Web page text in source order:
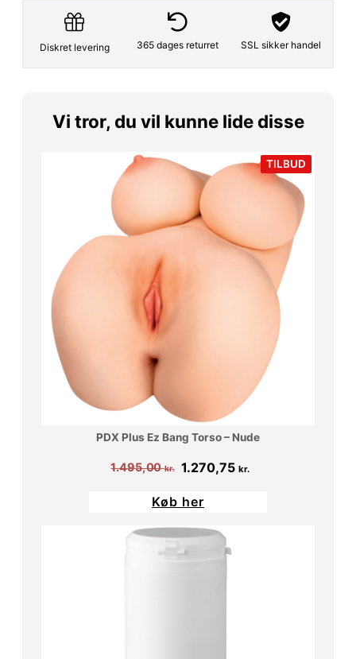
Diskret levering 365 dages returret SSL sikker handel
Vi tror, du vil kunne lide disse
TILBUD
PÅ
PDX Plus Ez Bang Torso – Nude
1.495,00kr.
Den
pris
var:
1.495,00 kr..
1.270,75 kr.
Køb her